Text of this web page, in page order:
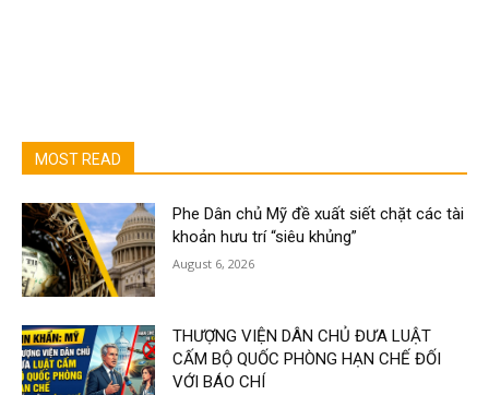
MOST READ
Phe Dân chủ Mỹ đề xuất siết chặt các tài
khoản hưu trí “siêu khủng”
August 6, 2026
THƯỢNG VIỆN DÂN CHỦ ĐƯA LUẬT
CẤM BỘ QUỐC PHÒNG HẠN CHẾ ĐỐI
VỚI BÁO CHÍ